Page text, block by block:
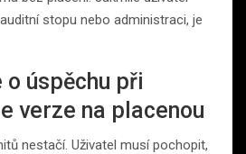
stopu nebo administraci, je
o úspěchu při
verze na placenou
nestačí. Uživatel musí pochopit,